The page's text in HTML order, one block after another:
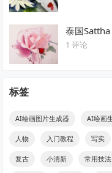
泰国
1 评论
标签
AI绘画图片生成器 AI绘画
人物 入门教程 写实
复古 小清新 常用技法